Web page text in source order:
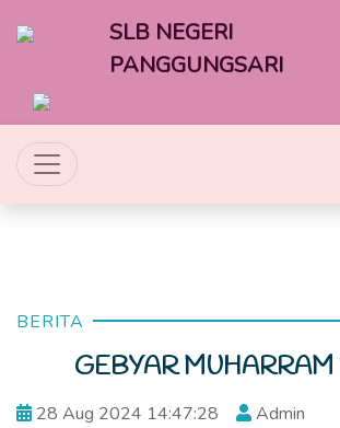
SLB NEGERI
PANGGUNGSARI
BERITA
GEBYAR MUHARRAM
28 Aug 2024 14:47:28 Admin